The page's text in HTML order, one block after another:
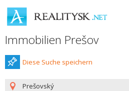
Immobilien Prešov
Diese Suche speichern
Prešovský